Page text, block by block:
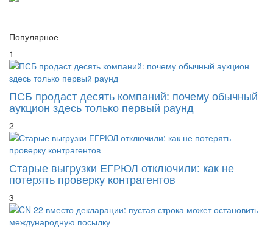
1
ПСБ продаст десять компаний: почему обычный
аукцион здесь только первый раунд
2
Старые выгрузки ЕГРЮЛ отключили: как не
потерять проверку контрагентов
3